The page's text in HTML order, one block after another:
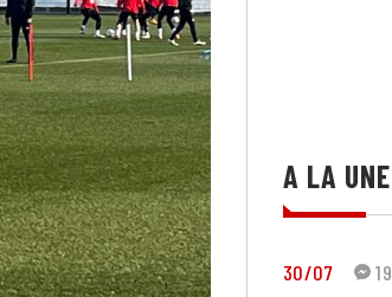
A LA UNE
30/07 19